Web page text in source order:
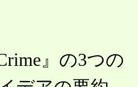
』の3つの